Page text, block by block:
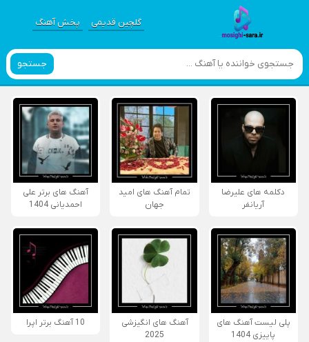
گلچین قدیمی پخش آهنگ
جستجو
دکلمه های علیرضا
آریانفر
تمام آهنگ های امید
جهان
آهنگ های برتر علی
احمدیانی 1404
پلی لیست آهنگ های
پاییزی 1404
آهنگ های انگیزشی
2025
10 آهنگ برتر اپرا